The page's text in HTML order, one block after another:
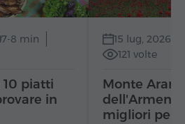
7-8 min
10 piatti
in
15 lug, 2026
121 volte
Monte
migliori per